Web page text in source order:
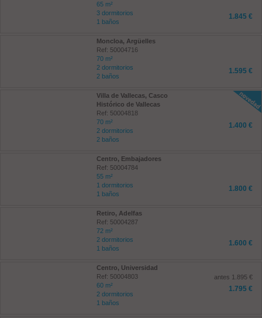
65 m²
3 dormitorios
1 baños
1.845 €
Moncloa, Argüelles
Ref: 50004716
70 m²
2 dormitorios
2 baños
1.595 €
Villa de Vallecas, Casco
Histórico de Vallecas
Ref: 50004818
70 m²
2 dormitorios
2 baños
1.400 €
Centro, Embajadores
Ref: 50004784
55 m²
1 dormitorios
1 baños
1.800 €
Retiro, Adelfas
Ref: 50004287
72 m²
2 dormitorios
1 baños
1.600 €
Centro, Universidad
Ref: 50004803
60 m²
2 dormitorios
1 baños
antes 1.895 €
1.795 €